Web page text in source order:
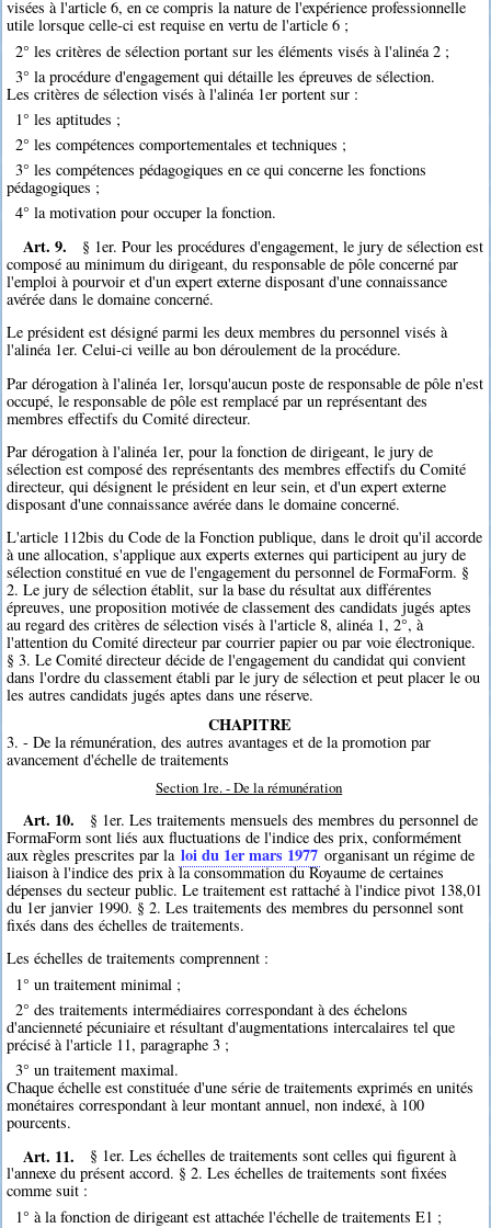
visées à l'article 6, en ce compris la nature de l'expérience professionnelle
utile lorsque celle-ci est requise en vertu de l'article 6 ;
2° les critères de sélection portant sur les éléments visés à l'alinéa 2 ;
3° la procédure d'engagement qui détaille les épreuves de sélection.
Les critères de sélection visés à l'alinéa 1er portent sur :
1° les aptitudes ;
2° les compétences comportementales et techniques ;
3° les compétences pédagogiques en ce qui concerne les fonctions
pédagogiques ;
4° la motivation pour occuper la fonction.
Art. 9.
§ 1er. Pour les procédures d'engagement, le jury de sélection est
composé au minimum du dirigeant, du responsable de pôle concerné par
l'emploi à pourvoir et d'un expert externe disposant d'une connaissance
avérée dans le domaine concerné.
Le président est désigné parmi les deux membres du personnel visés à
l'alinéa 1er. Celui-ci veille au bon déroulement de la procédure.
Par dérogation à l'alinéa 1er, lorsqu'aucun poste de responsable de pôle n'est
occupé, le responsable de pôle est remplacé par un représentant des
membres effectifs du Comité directeur.
Par dérogation à l'alinéa 1er, pour la fonction de dirigeant, le jury de
sélection est composé des représentants des membres effectifs du Comité
directeur, qui désignent le président en leur sein, et d'un expert externe
disposant d'une connaissance avérée dans le domaine concerné.
L'article 112bis du Code de la Fonction publique, dans le droit qu'il accorde
à une allocation, s'applique aux experts externes qui participent au jury de
sélection constitué en vue de l'engagement du personnel de FormaForm. §
2. Le jury de sélection établit, sur la base du résultat aux différentes
épreuves, une proposition motivée de classement des candidats jugés aptes
au regard des critères de sélection visés à l'article 8, alinéa 1, 2°, à
l'attention du Comité directeur par courrier papier ou par voie électronique.
§ 3. Le Comité directeur décide de l'engagement du candidat qui convient
dans l'ordre du classement établi par le jury de sélection et peut placer le ou
les autres candidats jugés aptes dans une réserve.
CHAPITRE
3. - De la rémunération, des autres avantages et de la promotion par
avancement d'échelle de traitements
Section 1re. - De la rémunération
Art. 10.
§ 1er. Les traitements mensuels des membres du personnel de
FormaForm sont liés aux fluctuations de l'indice des prix, conformément
aux règles prescrites par la loi du 1er mars 1977 organisant un régime de
liaison à l'indice des prix à la consommation du Royaume de certaines
dépenses du secteur public. Le traitement est rattaché à l'indice pivot 138,01
du 1er janvier 1990. § 2. Les traitements des membres du personnel sont
fixés dans des échelles de traitements.
Les échelles de traitements comprennent :
1° un traitement minimal ;
2° des traitements intermédiaires correspondant à des échelons
d'ancienneté pécuniaire et résultant d'augmentations intercalaires tel que
précisé à l'article 11, paragraphe 3 ;
3° un traitement maximal.
Chaque échelle est constituée d'une série de traitements exprimés en unités
monétaires correspondant à leur montant annuel, non indexé, à 100
pourcents.
Art. 11.
§ 1er. Les échelles de traitements sont celles qui figurent à
l'annexe du présent accord. § 2. Les échelles de traitements sont fixées
comme suit :
1° à la fonction de dirigeant est attachée l'échelle de traitements E1 ;